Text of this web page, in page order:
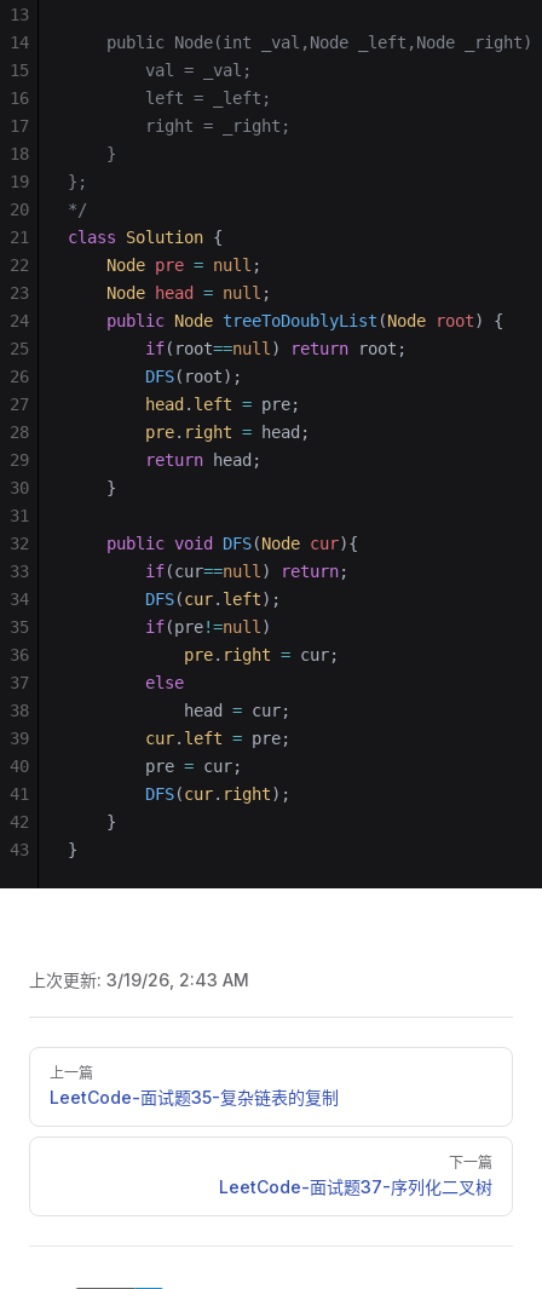
public Node(int _val,Node _left,Node _right)
        val = _val;
        left = _left;
        right = _right;
    }
};
*/
class Solution {
    Node
pre = null ;
    Node
head = null ;
    public
Node treeToDoublyList (Node root)
{
        if
(root==null ) return root;
        DFS
(root);
        head
. left = pre;
        pre
. right = head;
        return
head;
    }
    public
void DFS(Node cur){
        if
(cur==null ) return;
        DFS
(cur. left);
        if
(pre!=null )
            pre
. right = cur;
        else
            head
= cur;
        cur
. left = pre;
        pre
= cur;
        DFS
(cur. right);
    }
}
13
14
15
16
17
18
19
20
21
22
23
24
25
26
27
28
29
30
31
32
33
34
35
36
37
38
39
40
41
42
43
上次更新: 3/19/26, 2:43 AM
Pager
上一篇
LeetCode-面试题35-复杂链表的复制
下一篇
LeetCode-面试题37-序列化二叉树